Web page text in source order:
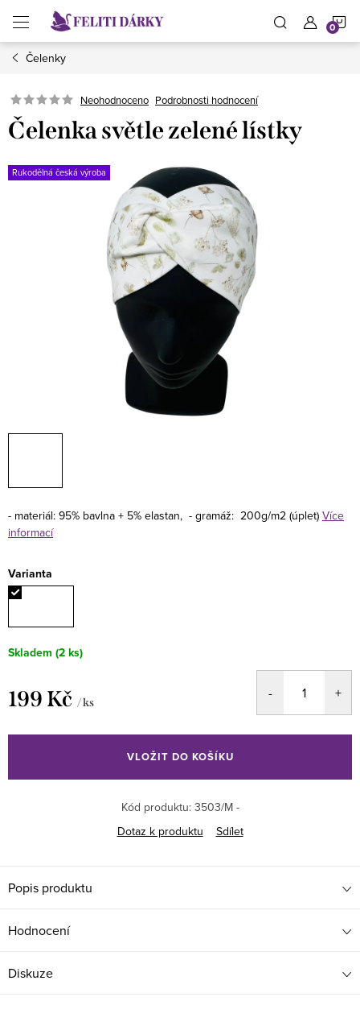
obsah
Čelenky
Neohodnoceno Podrobnosti hodnocení
Čelenka světle zelené lístky
Rukodělná česká výroba
- materiál: 95% bavlna + 5% elastan, - gramáž: 200g/m2 (úplet) Více
informací
Varianta
Skladem (2 ks)
199 Kč / ks
cena:
VLOŽIT DO KOŠÍKU
Kód produktu: 3503/M -
Dotaz k produktu
Sdílet
Popis produktu
Hodnocení
Diskuze